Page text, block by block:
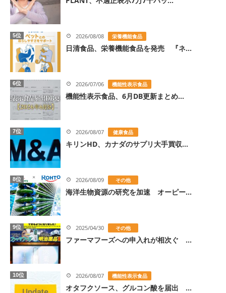
5位 2026/08/08 栄養機能食品
日清食品、栄養機能食品を発売 『ネ...
6位 2026/07/06 機能性表示食品
機能性表示食品、6月DB更新まとめ...
7位 2026/08/07 健康食品
キリンHD、カナダのサプリ大手買収...
8位 2026/08/09 その他
海洋生物資源の研究を加速 オーピー...
9位 2025/04/30 その他
ファーマフーズへの申入れが相次ぐ ...
10位 2026/08/07 機能性表示食品
オタフクソース、グルコン酸を届出 ...